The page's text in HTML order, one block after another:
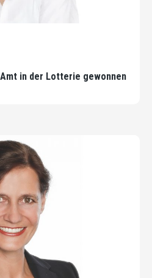
in der Lotterie gewonnen